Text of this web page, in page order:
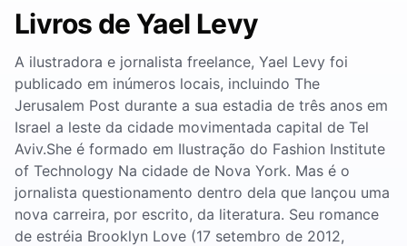
Livros de Yael Levy
A ilustradora e jornalista freelance, Yael Levy foi
publicado em inúmeros locais, incluindo The
Jerusalem Post durante a sua estadia de três anos em
Israel a leste da cidade movimentada capital de Tel
Aviv.She é formado em Ilustração do Fashion Institute
of Technology Na cidade de Nova York. Mas é o
jornalista questionamento dentro dela que lançou uma
nova carreira, por escrito, da literatura. Seu romance
de estréia Brooklyn Love (17 setembro de 2012,